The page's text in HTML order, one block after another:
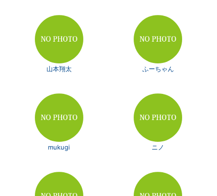
山本翔太 ふーちゃん
mukugi ニノ